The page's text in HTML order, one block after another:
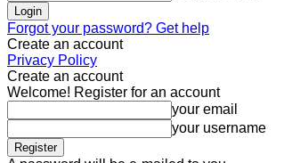
Forgot your password? Get help
Create an account
Privacy Policy
Create an account
Welcome! Register for an account
your email
your username